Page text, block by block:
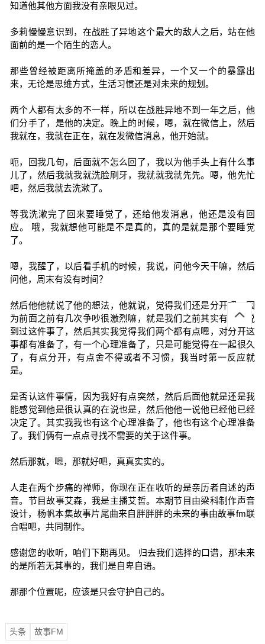
知道他其他方面我没有亲眼见过。
多莉慢慢意识到，在战胜了异地这个最大的敌人之后，站在他
面前的是一个陌生的恋人。
那些曾经被距离所掩盖的矛盾和差异，一个又一个的暴露出
来，无论是思维方式，生活习惯还是对未来的规划。
两个人都有太多的不一样，所以在战胜异地不到一年之后，他
们分手了，是他的决定。晚上的时候，嗯，就在微信上，然后
我就在，我就在正在，就在发微信消息，他开始就。
呃，回我几句，后面就不怎么回了，我以为他手头上有什么事
儿了，然后我就我就洗脸刷牙，我就就我就先先。嗯，他先忙
吧，然后我就去洗漱了。
等我洗漱完了回来要睡觉了，还给他发消息，他还是没有回
应。 哦，我就想他可能是不是真的，真的是就是那个要睡觉
了。
嗯，我醒了，以后看手机的时候，我说，问他今天干嘛，然后
问他，周末有没有时间？
然后他他就说了他的想法，他就说，觉得我们还是分开吧，因
为前面之前有几次争吵很激烈嘛，就是我们之前其实有已经说
到过这件事了，然后其实我觉得我们两个都有点嗯，对分开这
事都有准备了，有一个心理准备了，只是可能觉得在一起很久
了，有点分开，有点舍不得或者不习惯，我当时第一反应就
是。
是否认这件事情，因为我好有点突然，然后后面他就是还是我
能感觉到他是很认真的在说也是，然后他他一说他已经他已经
决定了。其实我我也有这个心理准备了，他也有这个心理准备
了。我们俩有一点点寻找不需要的关于这件事。
然后那就，嗯，那就好吧，真真实实的。
人走在两个步痛的禅师，你现在正在收听的是亲历者自述的声
音。节目故事艾森，我是主播艾哲。本期节目由梁科制作声音
设计，杨帆本集故事片尾曲来自胖胖胖的未来的事由故事fm联
合唱吧，共同制作。
感谢您的收听，咱们下期再见。 归去我们选择的口谱，那未来
的是所若无其事的，我们是自卑自语。
那那个位置呢，应该是只会守护自己的。
头条 故事FM